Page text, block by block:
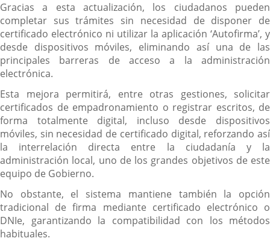
Gracias a esta actualización, los ciudadanos pueden
completar sus trámites sin necesidad de disponer de
certificado electrónico ni utilizar la aplicación ‘Autofirma’, y
desde dispositivos móviles, eliminando así una de las
principales barreras de acceso a la administración
electrónica.
Esta mejora permitirá, entre otras gestiones, solicitar
certificados de empadronamiento o registrar escritos, de
forma totalmente digital, incluso desde dispositivos
móviles, sin necesidad de certificado digital, reforzando así
la interrelación directa entre la ciudadanía y la
administración local, uno de los grandes objetivos de este
equipo de Gobierno.
No obstante, el sistema mantiene también la opción
tradicional de firma mediante certificado electrónico o
DNIe, garantizando la compatibilidad con los métodos
habituales.